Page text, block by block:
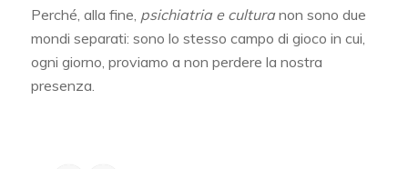
Perché, alla fine, psichiatria e culturanon sono due
mondi separati: sono lo stesso campo di gioco in cui,
ogni giorno, proviamo a non perdere la nostra
presenza.